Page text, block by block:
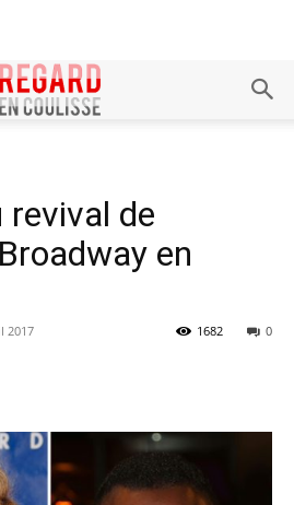
revival de
en
2017 0
1682